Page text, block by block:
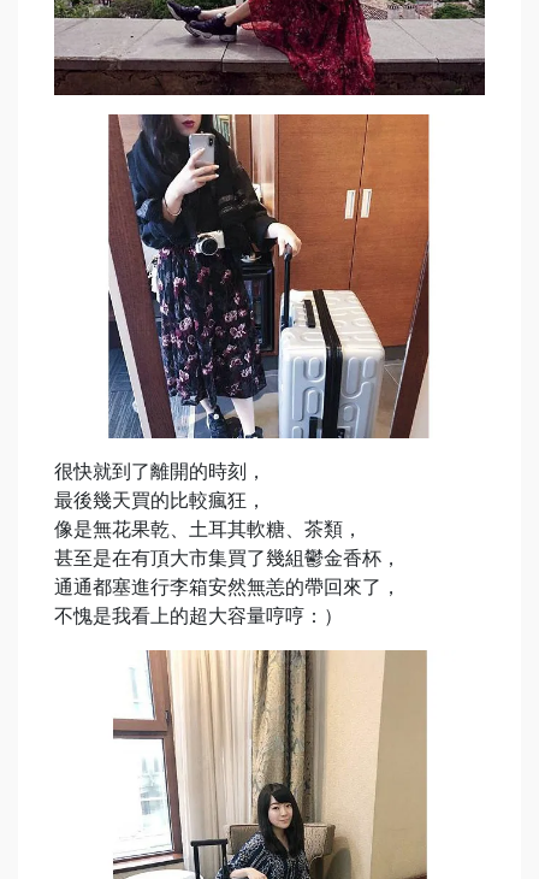
很快就到了離開的時刻，
最後幾天買的比較瘋狂，
像是無花果乾、土耳其軟糖、茶類，
甚至是在有頂大市集買了幾組鬱金香杯，
通通都塞進行李箱安然無恙的帶回來了，
不愧是我看上的超大容量哼哼：）